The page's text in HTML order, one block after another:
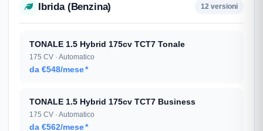
Ibrida (Benzina) 12 versioni
TONALE 1.5 Hybrid 175cv TCT7 Tonale
175 CV · Automatico
da €548/mese*
TONALE 1.5 Hybrid 175cv TCT7 Business
175 CV · Automatico
da €562/mese*